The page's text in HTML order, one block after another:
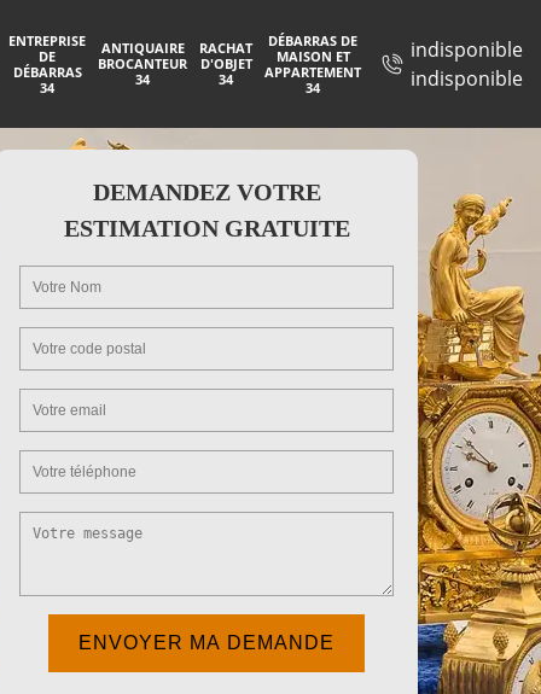
ENTREPRISE
DE
DÉBARRAS
34
ANTIQUAIRE
BROCANTEUR
34
RACHAT
D'OBJET
34
DÉBARRAS DE
MAISON ET
APPARTEMENT
34
indisponible
indisponible
DEMANDEZ VOTRE
ESTIMATION GRATUITE